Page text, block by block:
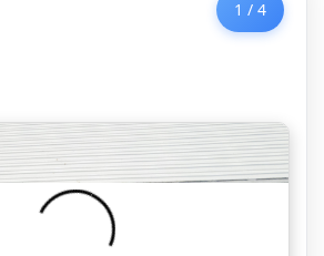
1 / 4